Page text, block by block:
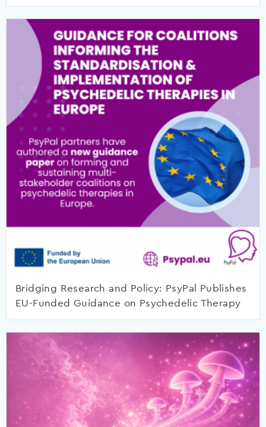
Bridging Research and Policy: PsyPal Publishes
EU-Funded Guidance on Psychedelic Therapy